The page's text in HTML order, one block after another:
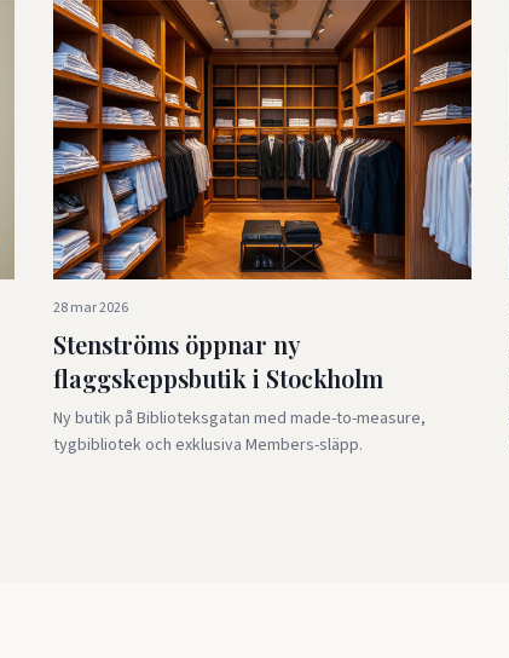
28 mar 2026
Stenströms öppnar ny
flaggskeppsbutik i Stockholm
Ny butik på Biblioteksgatan med made-to-measure,
tygbibliotek och exklusiva Members-släpp.